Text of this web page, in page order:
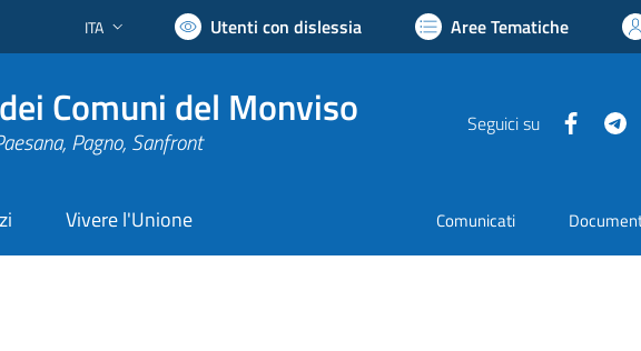
Lingua attiva:
ITA Utenti con dislessia Aree Tematiche
Comuni del Monviso
Pagno, Sanfront
Seguici su
Vivere l'Unione Comunicati